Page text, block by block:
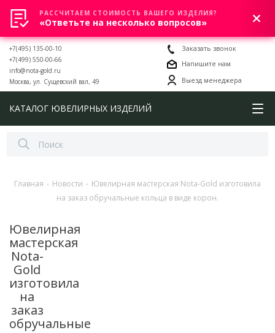
0
+7(495) 135-00-10
+7(499) 550-00-66
info@nota-gold.ru
Москва, ул. Сущевский вал, 49
Заказать звонок
Напишите нам
Выезд менеджера
КАТАЛОГ ЮВЕЛИРНЫХ ИЗДЕЛИЙ
Главная - Новости - Ювелирная мастерская Nota-Gold изготовила
на заказ обручальные кольца в виде корон.
Ювелирная
мастерская
Nota-
Gold
изготовила
на
заказ
обручальные
РАССЧИТАЕМ СТОИМОСТЬ ВАШЕГО ИЗДЕЛИЯ?
«Ответьте на несколько вопросов»